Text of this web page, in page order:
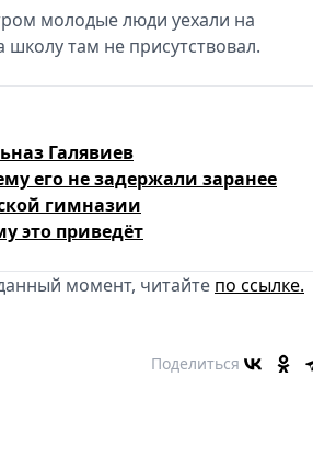
молодые люди уехали на
там не присутствовал.
Галявиев
его не задержали заранее
гимназии
это приведёт
момент, читайте по ссылке.
Поделиться